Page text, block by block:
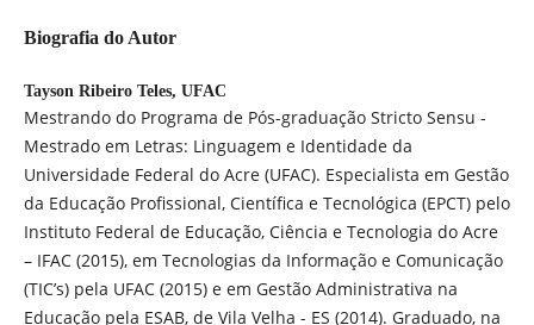
Biografia do Autor
Tayson Ribeiro Teles, UFAC
Mestrando do Programa de Pós-graduação Stricto Sensu -
Mestrado em Letras: Linguagem e Identidade da
Universidade Federal do Acre (UFAC). Especialista em Gestão
da Educação Profissional, Científica e Tecnológica (EPCT) pelo
Instituto Federal de Educação, Ciência e Tecnologia do Acre
– IFAC (2015), em Tecnologias da Informação e Comunicação
(TIC’s) pela UFAC (2015) e em Gestão Administrativa na
Educação pela ESAB, de Vila Velha - ES (2014). Graduado, na